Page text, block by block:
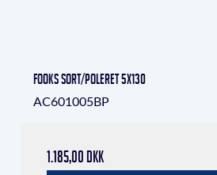
Fooks Sort/poleret 5x130
AC601005BP
1.185,00 DKK